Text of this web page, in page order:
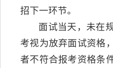
招下一环节。
面试当天，未在
考视为放弃面试资格
者不符合报考资格条